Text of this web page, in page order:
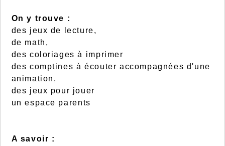
On y trouve :
des jeux de lecture,
de math,
des coloriages à imprimer
des comptines à écouter accompagnées d'une
animation,
des jeux pour jouer
un espace parents
A savoir :